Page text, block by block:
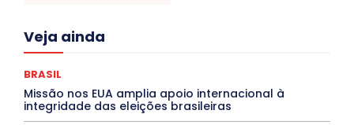
Veja ainda
Acre
Congressuanas & Esplanadumas
Crônica Política Crônicas
Cultura e Tal
DANÇA Dengue
DESTAQUE BRASIL
DESTAQUE DF
BRASIL
Missão nos EUA amplia apoio internacional à
integridade das eleições brasileiras